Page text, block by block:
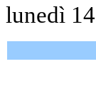
lunedì